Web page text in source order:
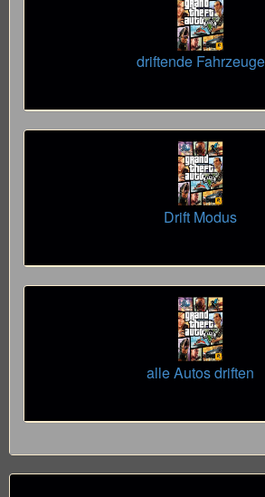
driftende Fahrzeuge
Drift Modus
alle Autos driften